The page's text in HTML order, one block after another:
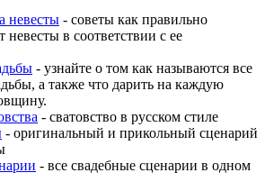
невесты - советы как правильно
невесты в соответствии с ее
- узнайте о том как называются все
а также что дарить на каждую
- сватовство в русском стиле
- оригинальный и прикольный сценарий
- все свадебные сценарии в одном